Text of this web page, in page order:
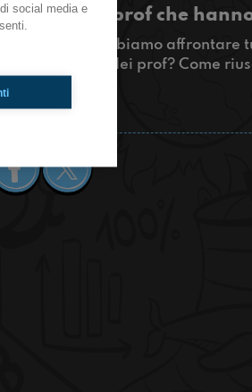
ai prof che
che dobbiamo affrontare
le preferenze dei prof? Come
social media e